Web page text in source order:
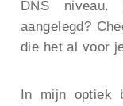
DNS
aangelegd?
die het al voor
In mijn optiek